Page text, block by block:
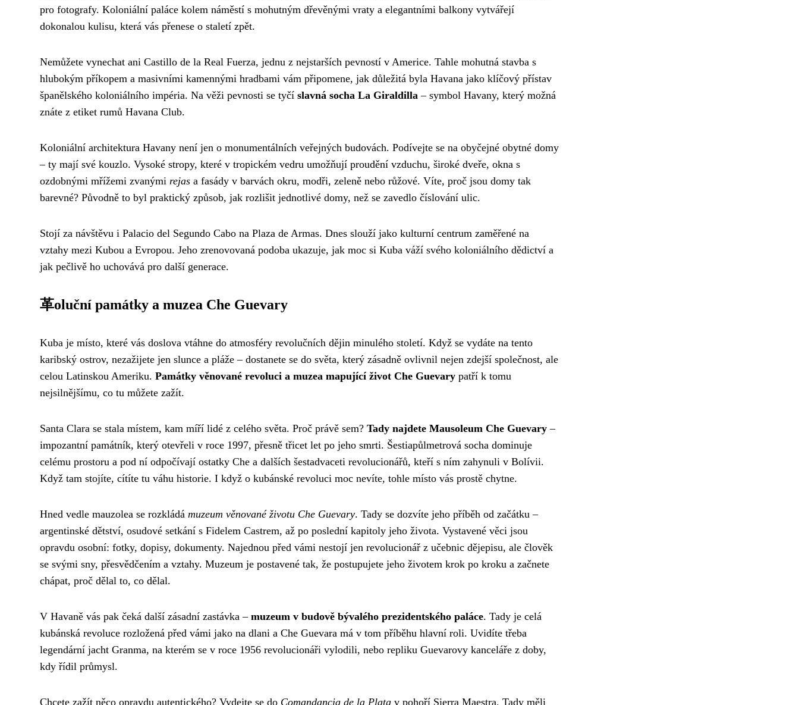
pro fotografy. Koloniální paláce kolem náměstí s mohutným dřevěnými vraty a elegantními balkony vytvářejí
dokonalou kulisu, která vás přenese o staletí zpět.
Nemůžete vynechat ani Castillo de la Real Fuerza, jednu z nejstarších pevností v Americe. Tahle mohutná stavba s
hlubokým příkopem a masivními kamennými hradbami vám připomene, jak důležitá byla Havana jako klíčový přístav
španělského koloniálního impéria. Na věži pevnosti se tyčí slavná socha La Giraldilla – symbol Havany, který možná
znáte z etiket rumů Havana Club.
Koloniální architektura Havany není jen o monumentálních veřejných budovách. Podívejte se na obyčejné obytné domy
– ty mají své kouzlo. Vysoké stropy, které v tropickém vedru umožňují proudění vzduchu, široké dveře, okna s
ozdobnými mřížemi zvanými rejas a fasády v barvách okru, modři, zeleně nebo růžové. Víte, proč jsou domy tak
barevné? Původně to byl praktický způsob, jak rozlišit jednotlivé domy, než se zavedlo číslování ulic.
Stojí za návštěvu i Palacio del Segundo Cabo na Plaza de Armas. Dnes slouží jako kulturní centrum zaměřené na
vztahy mezi Kubou a Evropou. Jeho zrenovovaná podoba ukazuje, jak moc si Kuba váží svého koloniálního dědictví a
jak pečlivě ho uchovává pro další generace.
革oluční památky a muzea Che Guevary
Kuba je místo, které vás doslova vtáhne do atmosféry revolučních dějin minulého století. Když se vydáte na tento
karibský ostrov, nezažijete jen slunce a pláže – dostanete se do světa, který zásadně ovlivnil nejen zdejší společnost, ale
celou Latinskou Ameriku. Památky věnované revoluci a muzea mapující život Che Guevary patří k tomu
nejsilnějšímu, co tu můžete zažít.
Santa Clara se stala místem, kam míří lidé z celého světa. Proč právě sem? Tady najdete Mausoleum Che Guevary –
impozantní památník, který otevřeli v roce 1997, přesně třicet let po jeho smrti. Šestiapůlmetrová socha dominuje
celému prostoru a pod ní odpočívají ostatky Che a dalších šestadvaceti revolucionářů, kteří s ním zahynuli v Bolívii.
Když tam stojíte, cítíte tu váhu historie. I když o kubánské revoluci moc nevíte, tohle místo vás prostě chytne.
Hned vedle mauzolea se rozkládá muzeum věnované životu Che Guevary. Tady se dozvíte jeho příběh od začátku –
argentinské dětství, osudové setkání s Fidelem Castrem, až po poslední kapitoly jeho života. Vystavené věci jsou
opravdu osobní: fotky, dopisy, dokumenty. Najednou před vámi nestojí jen revolucionář z učebnic dějepisu, ale člověk
se svými sny, přesvědčením a vztahy. Muzeum je postavené tak, že postupujete jeho životem krok po kroku a začnete
chápat, proč dělal to, co dělal.
V Havaně vás pak čeká další zásadní zastávka – muzeum v budově bývalého prezidentského paláce. Tady je celá
kubánská revoluce rozložená před vámi jako na dlani a Che Guevara má v tom příběhu hlavní roli. Uvidíte třeba
legendární jacht Granma, na kterém se v roce 1956 revolucionáři vylodili, nebo repliku Guevarovy kanceláře z doby,
kdy řídil průmysl.
Chcete zažít něco opravdu autentického? Vydejte se do Comandancia de la Plata v pohoří Sierra Maestra. Tady měli